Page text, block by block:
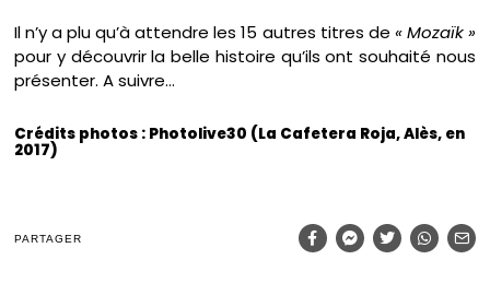
Il n’y a plu qu’à attendre les 15 autres titres de « Mozaïk »
pour y découvrir la belle histoire qu’ils ont souhaité nous
présenter. A suivre…
Crédits photos : Photolive30 (La Cafetera Roja, Alès, en
2017)
PARTAGER